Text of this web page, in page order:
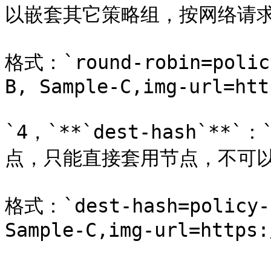
以嵌套其它策略组，按网络请
格式：`round-
B, Sample-C,img-
`4，`**`dest-hash`**`：`随
点，只能直接套用节点，不可
格式：`dest-
Sample-C,img-